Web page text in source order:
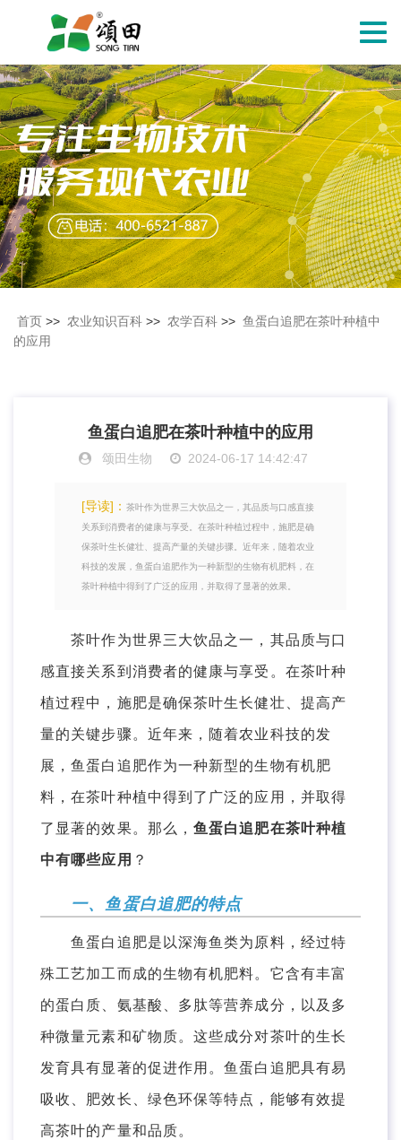
切
导
航
首页 >> 农业知识百科 >> 农学百科 >> 鱼蛋白追肥在茶叶种植中
的应用
鱼蛋白追肥在茶叶种植中的应用
颂田生物 2024-06-17 14:42:47
[导读]： 茶叶作为世界三大饮品之一，其品质与口感直接
关系到消费者的健康与享受。在茶叶种植过程中，施肥是确
保茶叶生长健壮、提高产量的关键步骤。近年来，随着农业
科技的发展，鱼蛋白追肥作为一种新型的生物有机肥料，在
茶叶种植中得到了广泛的应用，并取得了显著的效果。
茶叶作为世界三大饮品之一，其品质与口
感直接关系到消费者的健康与享受。在茶叶种
植过程中，施肥是确保茶叶生长健壮、提高产
量的关键步骤。近年来，随着农业科技的发
展，鱼蛋白追肥作为一种新型的生物有机肥
料，在茶叶种植中得到了广泛的应用，并取得
了显著的效果。那么，鱼蛋白追肥在茶叶种植
中有哪些应用 ？
一、鱼蛋白追肥的特点
鱼蛋白追肥是以深海鱼类为原料，经过特
殊工艺加工而成的生物有机肥料。它含有丰富
的蛋白质、氨基酸、多肽等营养成分，以及多
种微量元素和矿物质。这些成分对茶叶的生长
发育具有显著的促进作用。鱼蛋白追肥具有易
吸收、肥效长、绿色环保等特点，能够有效提
高茶叶的产量和品质。